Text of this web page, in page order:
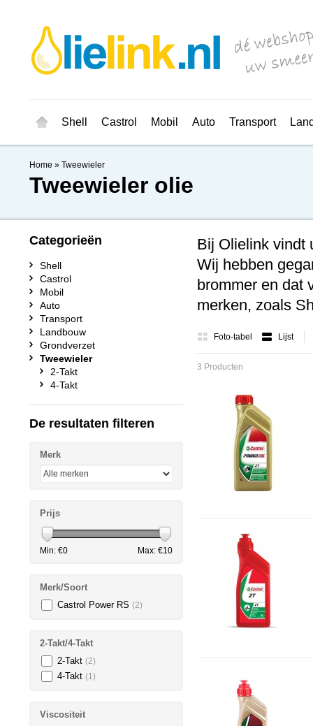
Shell Castrol Mobil Auto Transport
Home » Tweewieler
Tweewieler olie
Bij Olielink vindt
Wij hebben
brommer en dat
merken, zoals
Foto-tabel Lijst
3 Producten
Categorieën
Shell
Castrol
Mobil
Auto
Transport
Landbouw
Grondverzet
Tweewieler
2-Takt
4-Takt
De resultaten filteren
Merk
Prijs
Min: €0 Max: €10
Merk/Soort
Castrol Power RS (2)
2-Takt/4-Takt
2-Takt (2)
4-Takt (1)
Viscositeit